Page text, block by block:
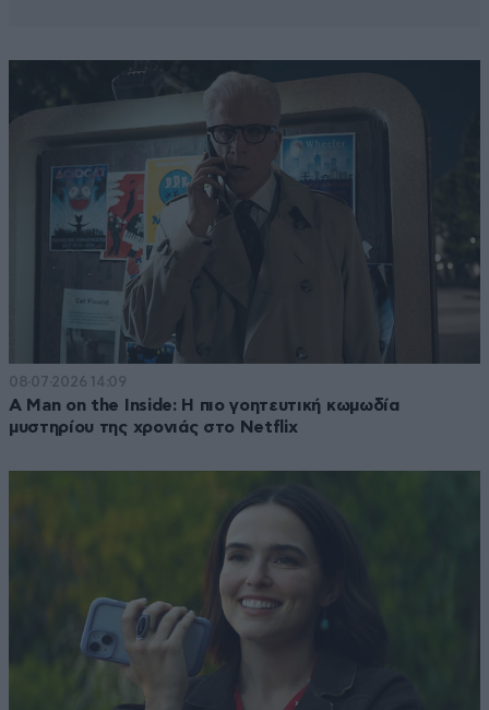
08·07·2026 14:09
A Man on the Inside: Η πιο γοητευτική κωμωδία
μυστηρίου της χρονιάς στο Netflix